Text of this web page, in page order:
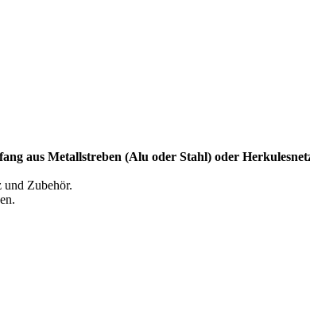
aus Metallstreben (Alu oder Stahl) oder
und Zubehör.